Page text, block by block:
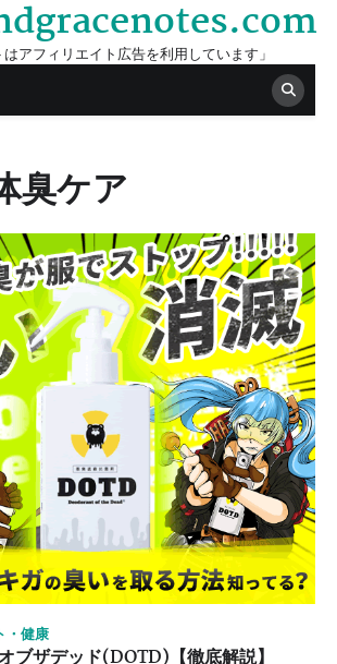
アフィリエイト広告を利用しています」
臭ケア
・健康
ブザデッド(DOTD)【徹底解説】